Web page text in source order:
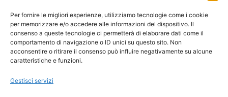
Per fornire le migliori esperienze, utilizziamo tecnologie come i cookie
per memorizzare e/o accedere alle informazioni del dispositivo. Il
consenso a queste tecnologie ci permetterà di elaborare dati come il
comportamento di navigazione o ID unici su questo sito. Non
acconsentire o ritirare il consenso può influire negativamente su alcune
caratteristiche e funzioni.
Gestisci servizi
Ora Esatta in Italia in questo momento
Ti Senti Strano Ultimamente? Potrebbe Essere per
la Risonanza di Schumann
Come Sapere Se Stai Ascendendo alla Quinta